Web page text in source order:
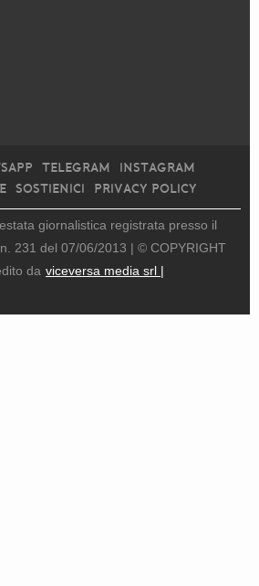
TELEGRAM
INSTAGRAM
SOSTIENICI PRIVACY POLICY
giornalistica registrata presso il
231 del 07/06/2013 | © COPYRIGHT
da viceversa media srl |